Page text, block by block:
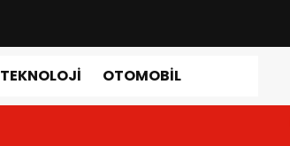
TEKNOLOJI OTOMOBIL